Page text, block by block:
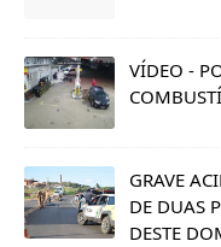
VÍDEO -
GRAVE
DE DUAS
DESTE